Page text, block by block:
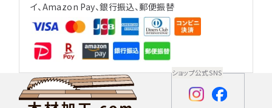
イ、Amazon Pay、銀行振込、郵便振替
ショップ公式SNS